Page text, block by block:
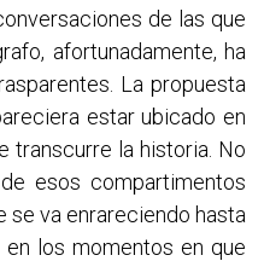
de las que
afortunadamente, ha
La propuesta
estar ubicado en
transcurre la historia. No
esos compartimentos
se va enrareciendo hasta
los momentos en que